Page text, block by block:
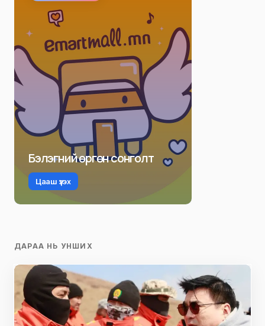
Бэлэгний өргөн сонголт
Цааш үзэх
ДАРАА НЬ УНШИХ